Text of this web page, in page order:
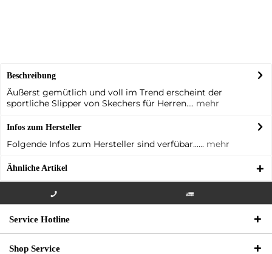
Beschreibung
Äußerst gemütlich und voll im Trend erscheint der
sportliche Slipper von Skechers für Herren.... mehr
Infos zum Hersteller
Folgende Infos zum Hersteller sind verfübar...... mehr
Ähnliche Artikel
000
Service Hotline
Shop Service